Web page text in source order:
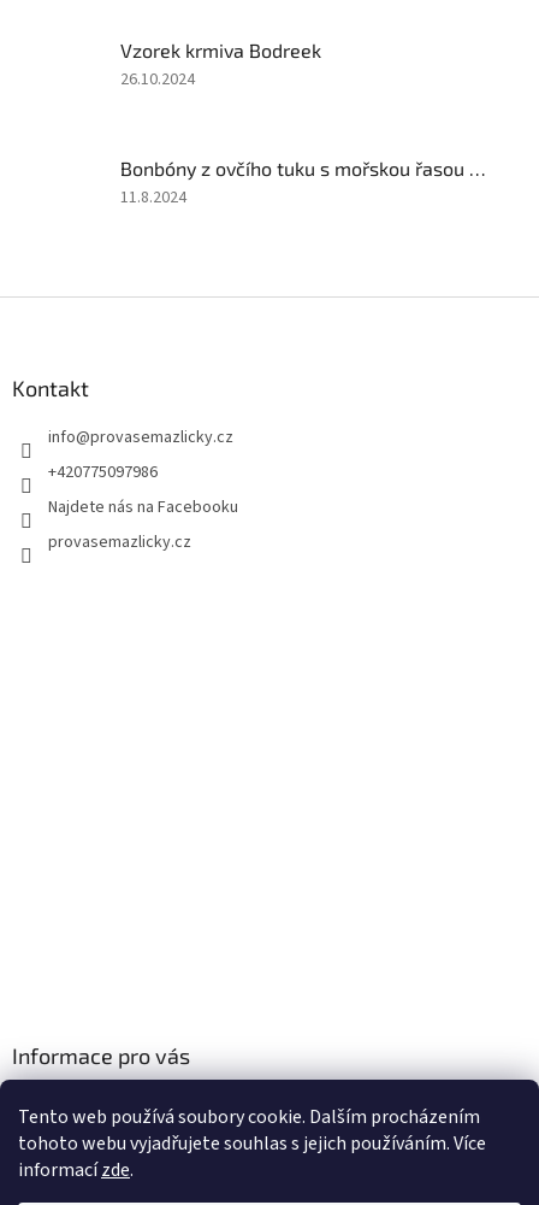
Tento web používá soubory cookie. Dalším procházením
tohoto webu vyjadřujete souhlas s jejich používáním. Více
informacízde.
z
5
Vzorek krmiva Bodreek
Hodnocení
z
5
26.10.2024
Bonbóny z ovčího tuku s mořskou řasou 250gr
Hodnocení
11.8.2024
Kontakt
info@provasemazlicky.cz
+420775097986
Najdete nás na Facebooku
provasemazlicky.cz
Informace pro vás
Podmínky ochrany osobních údajů